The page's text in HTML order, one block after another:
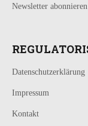
Newsletter abonnieren
Datenschutzerklärung
Impressum
Kontakt